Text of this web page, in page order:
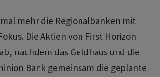
mehr die Regionalbanken mit
Die Aktien von First Horizon
nachdem das Geldhaus und die
Bank gemeinsam die geplante